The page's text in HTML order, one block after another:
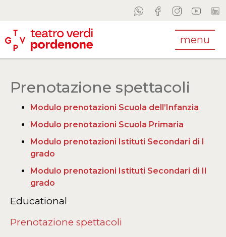
menu
Prenotazione spettacoli
Modulo prenotazioni Scuola dell’Infanzia
Modulo prenotazioni Scuola Primaria
Modulo prenotazioni Istituti Secondari di I
grado
Modulo prenotazioni Istituti Secondari di II
grado
Educational
Prenotazione spettacoli